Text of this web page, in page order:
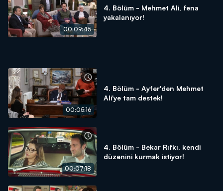
00:09:45
4. Bölüm - Mehmet Ali, fena
yakalanıyor!
00:05:16
4. Bölüm - Ayfer'den Mehmet
Ali'ye tam destek!
00:07:18
4. Bölüm - Bekar Rıfkı, kendi
düzenini kurmak istiyor!